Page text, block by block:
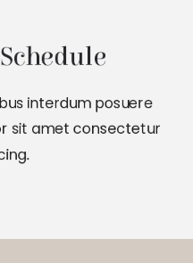
interdum posuere
sit amet consectetur